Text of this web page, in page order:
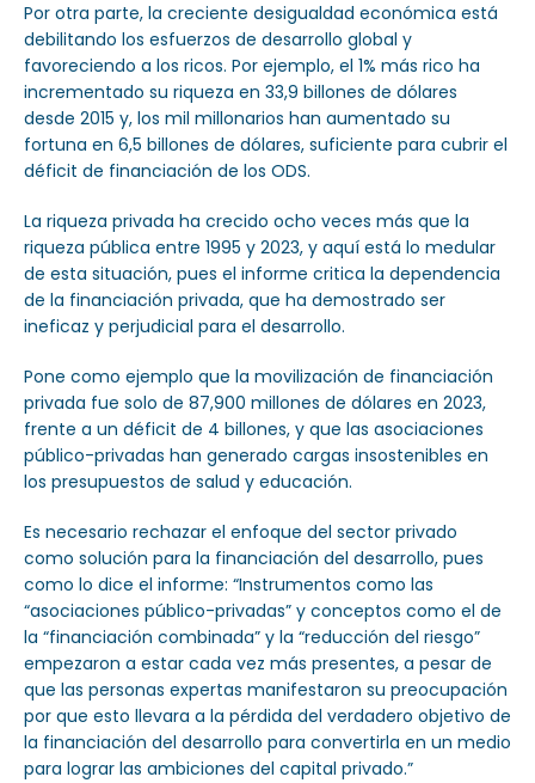
Por otra parte, la creciente desigualdad económica está
debilitando los esfuerzos de desarrollo global y
favoreciendo a los ricos. Por ejemplo, el 1% más rico ha
incrementado su riqueza en 33,9 billones de dólares
desde 2015 y, los mil millonarios han aumentado su
fortuna en 6,5 billones de dólares, suficiente para cubrir el
déficit de financiación de los ODS.
La riqueza privada ha crecido ocho veces más que la
riqueza pública entre 1995 y 2023, y aquí está lo medular
de esta situación, pues el informe critica la dependencia
de la financiación privada, que ha demostrado ser
ineficaz y perjudicial para el desarrollo.
Pone como ejemplo que la movilización de financiación
privada fue solo de 87,900 millones de dólares en 2023,
frente a un déficit de 4 billones, y que las asociaciones
público-privadas han generado cargas insostenibles en
los presupuestos de salud y educación.
Es necesario rechazar el enfoque del sector privado
como solución para la financiación del desarrollo, pues
como lo dice el informe: “Instrumentos como las
“asociaciones público-privadas” y conceptos como el de
la “financiación combinada” y la “reducción del riesgo”
empezaron a estar cada vez más presentes, a pesar de
que las personas expertas manifestaron su preocupación
por que esto llevara a la pérdida del verdadero objetivo de
la financiación del desarrollo para convertirla en un medio
para lograr las ambiciones del capital privado.”